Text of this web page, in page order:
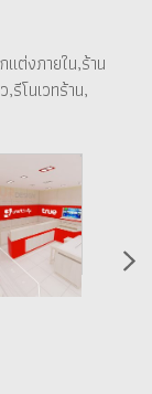
ต่งภายใน,ร้าน
รีโนเวทร้าน,